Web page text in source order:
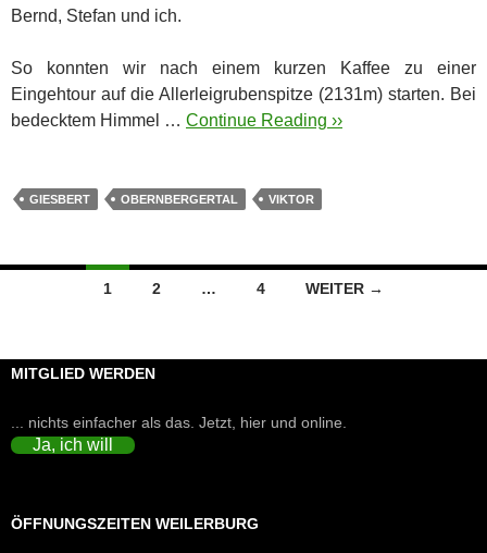
Bernd, Stefan und ich.
So konnten wir nach einem kurzen Kaffee zu einer
Eingehtour auf die Allerleigrubenspitze (2131m) starten. Bei
bedecktem Himmel … Continue Reading ››
GIESBERT OBERNBERGERTAL VIKTOR
Beitragsnavigation
1 2 … 4 WEITER →
MITGLIED WERDEN
... nichts einfacher als das. Jetzt, hier und online.
Ja, ich will
ÖFFNUNGSZEITEN WEILERBURG